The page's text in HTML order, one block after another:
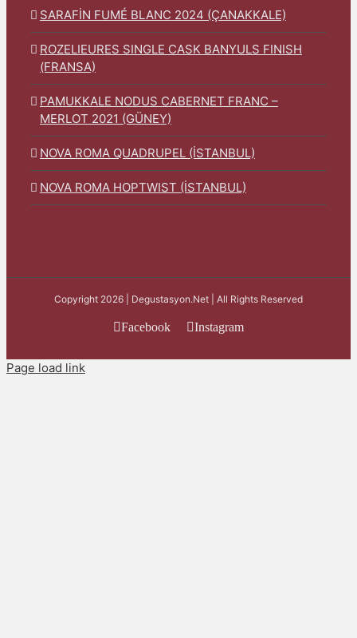
SARAFİN FUMÉ BLANC 2024 (ÇANAKKALE)
ROZELIEURES SINGLE CASK BANYULS FINISH
(FRANSA)
PAMUKKALE NODUS CABERNET FRANC –
MERLOT 2021 (GÜNEY)
NOVA ROMA QUADRUPEL (İSTANBUL)
NOVA ROMA HOPTWIST (İSTANBUL)
Copyright 2026 | Degustasyon.Net | All Rights Reserved
Facebook Instagram
Page load link